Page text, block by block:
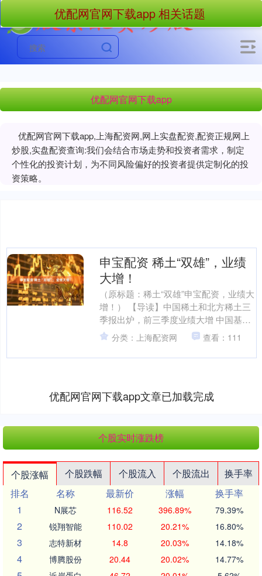
优配网官网下载app
优配网官网下载app,上海配资网,网上实盘配资,配资正规网上
炒股,实盘配资查询:我们会结合市场走势和投资者需求，制定
个性化的投资计划，为不同风险偏好的投资者提供定制化的投
资策略。
优配网官网下载app 相关话题
申宝配资 稀土“双雄”，业绩
大增！
（原标题：稀土“双雄”申宝配资，业绩大
增！） 【导读】中国稀土和北方稀土三
季报出炉，前三季度业绩大增 中国基金
报记者 牛思若 近日，稀土领域的“南北双
雄”——中....
分类：上海配资网 查看：111
优配网官网下载app文章已加载完成
个股实时涨跌榜
个股涨幅 个股跌幅 个股流入 个股流出
换手率
排名
名称 最新价 涨幅
换手率
1
N展芯 116.52 396.89% 79.39%
2 锐翔智能 110.02 20.21% 16.80%
3 志特新材 14.8 20.03% 14.18%
4 博腾股份 20.44 20.02% 14.77%